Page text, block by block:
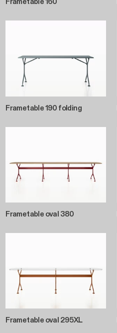
Frametable 190 folding
Frametable oval 380
Frametable oval 295XL